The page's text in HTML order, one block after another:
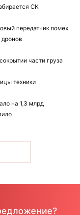
СК
передатчик помех
части груза
техники
на 1,3 млрд